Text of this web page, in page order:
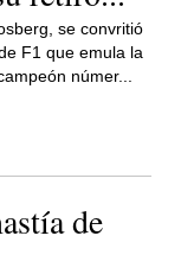
se convritió
F1 que emula la
númer...
de